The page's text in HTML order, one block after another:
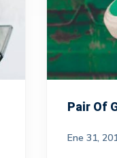
Pair Of
Ene 31,